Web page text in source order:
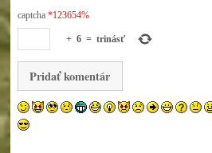
captcha*123654%
+ 6 = trinásť